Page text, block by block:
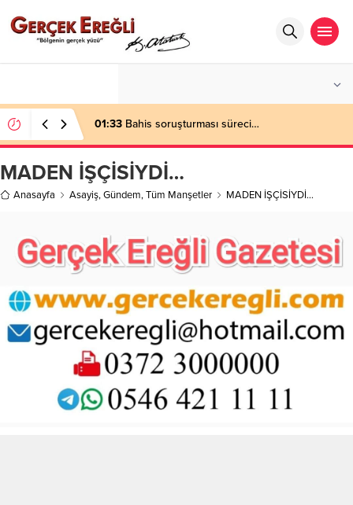
01:33 Bahis soruşturması süreci…
MADEN İŞÇİSİYDİ…
Anasayfa Asayiş,Gündem,Tüm Manşetler MADEN İŞÇİSİYDİ…